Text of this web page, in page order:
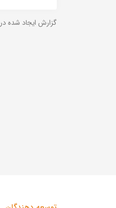
گزارش ایجاد شده در 2026-08-07 ساعت 07:24:28 (UTC +03:30).